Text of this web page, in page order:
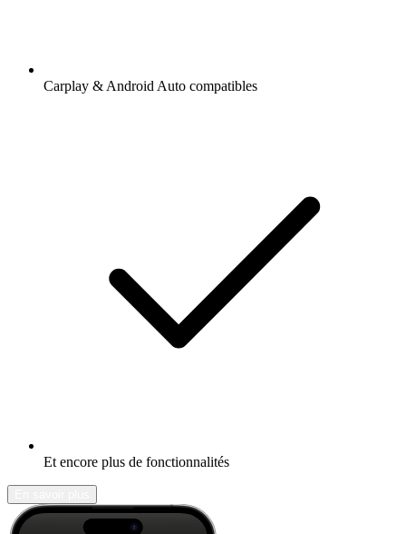
Carplay & Android Auto compatibles
Et encore plus de fonctionnalités